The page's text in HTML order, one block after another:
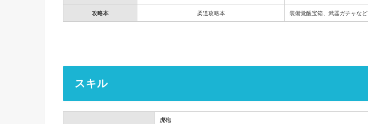
攻略本 柔道攻略本 装備覚醒宝箱、武器ガチャなど
スキル
虎砲